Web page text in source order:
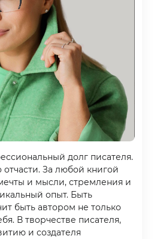
долг писателя.
отчасти. За любой книгой
и мысли, стремления и
опыт. Быть
быть автором не только
В творчестве писателя,
и создателя